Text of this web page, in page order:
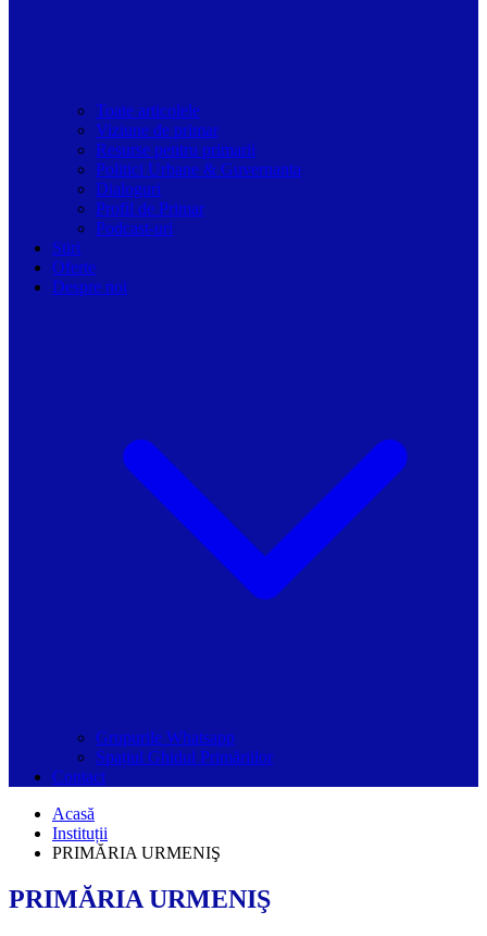
Toate articolele
Viziune de primar
Resurse pentru primarii
Politici Urbane & Guvernanta
Dialoguri
Profil de Primar
Podcast-uri
Stiri
Oferte
Despre noi
Grupurile Whatsapp
Spațiul Ghidul Primăriilor
Contact
Acasă
Instituții
PRIMĂRIA URMENIŞ
PRIMĂRIA URMENIŞ